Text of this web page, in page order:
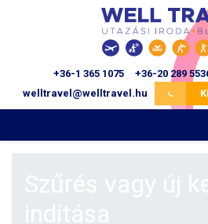
+36-1 365 1075 +36-20 289